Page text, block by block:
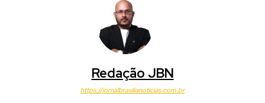
Redação JBN
https://jornalbrasilianoticias.com.br